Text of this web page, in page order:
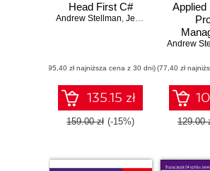
Head First C#
Andrew Stellman, Jennifer Greene
(95,40 zł najniższa cena z 30 dni)
135.15 zł
159.00 zł (-15%)
Applied
Andrew
(77,40 zł
129.00